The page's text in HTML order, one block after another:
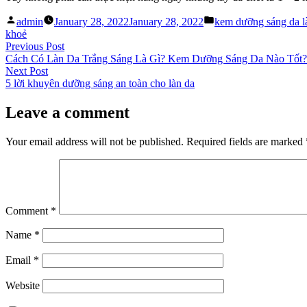
Posted
by
admin January 28, 2022January 28, 2022
Posted
kem dưỡng sáng da
khoẻ
Post
navigation
Previous PostPrevious
post:
Cách Có Làn Da Trắng Sáng Là Gì? Kem Dưỡng Sáng Da Nào Tốt?
Next PostNext
post:
5 lời khuyên dưỡng sáng an toàn cho làn da
Leave a comment
Your email address will not be published. Required fields are marked
Comment *
Name *
Email *
Website